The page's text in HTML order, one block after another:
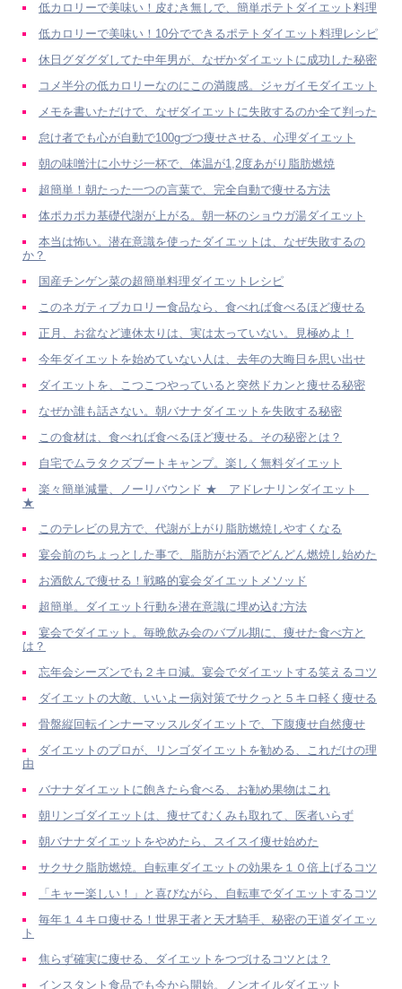
低カロリーで美味い！皮むき無しで、簡単ポテトダイエット料理
低カロリーで美味い！10分でできるポテトダイエット料理レシピ
休日グダグダしてた中年男が、なぜかダイエットに成功した秘密
コメ半分の低カロリーなのにこの満腹感。ジャガイモダイエット
メモを書いただけで、なぜダイエットに失敗するのか全て判った
怠け者でも心が自動で100gづつ痩せさせる、心理ダイエット
朝の味噌汁に小サジ一杯で、体温が1,2度あがり脂肪燃焼
超簡単！朝たった一つの言葉で、完全自動で痩せる方法
体ポカポカ基礎代謝が上がる。朝一杯のショウガ湯ダイエット
本当は怖い。潜在意識を使ったダイエットは、なぜ失敗するの
か？
国産チンゲン菜の超簡単料理ダイエットレシピ
このネガティブカロリー食品なら、食べれば食べるほど痩せる
正月、お盆など連休太りは、実は太っていない。見極めよ！
今年ダイエットを始めていない人は、去年の大晦日を思い出せ
ダイエットを、こつこつやっていると突然ドカンと痩せる秘密
なぜか誰も話さない。朝バナナダイエットを失敗する秘密
この食材は、食べれば食べるほど痩せる。その秘密とは？
自宅でムラタクズブートキャンプ。楽しく無料ダイエット
楽々簡単減量、ノーリバウンド ★ アドレナリンダイエット
★
このテレビの見方で、代謝が上がり脂肪燃焼しやすくなる
宴会前のちょっとした事で、脂肪がお酒でどんどん燃焼し始めた
お酒飲んで痩せる！戦略的宴会ダイエットメソッド
超簡単。ダイエット行動を潜在意識に埋め込む方法
宴会でダイエット。毎晩飲み会のバブル期に、痩せた食べ方と
は？
忘年会シーズンでも２キロ減。宴会でダイエットする笑えるコツ
ダイエットの大敵、いいよー病対策でサクっと５キロ軽く痩せる
骨盤縦回転インナーマッスルダイエットで、下腹痩せ自然痩せ
ダイエットのプロが、リンゴダイエットを勧める、これだけの理
由
バナナダイエットに飽きたら食べる、お勧め果物はこれ
朝リンゴダイエットは、痩せてむくみも取れて、医者いらず
朝バナナダイエットをやめたら、スイスイ痩せ始めた
サクサク脂肪燃焼。自転車ダイエットの効果を１０倍上げるコツ
「キャー楽しい！」と喜びながら、自転車でダイエットするコツ
毎年１４キロ痩せる！世界王者と天才騎手、秘密の王道ダイエッ
ト
焦らず確実に痩せる、ダイエットをつづけるコツとは？
インスタント食品でも今から開始。ノンオイルダイエット